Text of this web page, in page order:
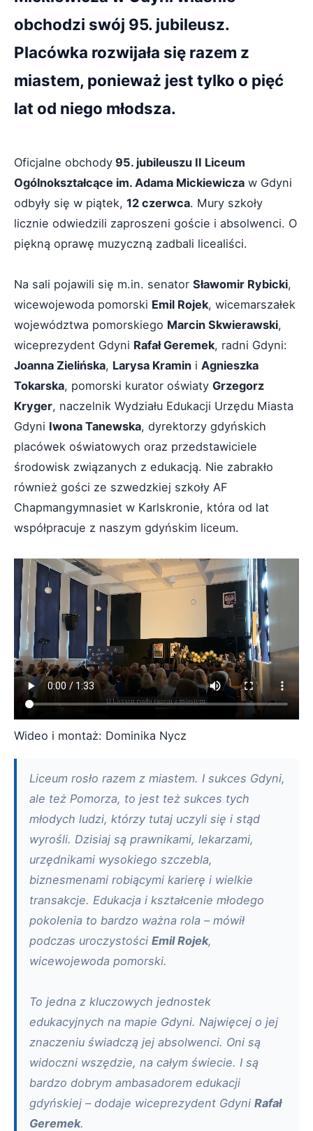
obchodzi swój 95. jubileusz.
Placówka rozwijała się razem z
miastem, ponieważ jest tylko o pięć
lat od niego młodsza.
Oficjalne obchody 95. jubileuszu II Liceum
Ogólnokształcące im. Adama Mickiewicza w Gdyni
odbyły się w piątek, 12 czerwca. Mury szkoły
licznie odwiedzili zaproszeni goście i absolwenci. O
piękną oprawę muzyczną zadbali licealiści.
Na sali pojawili się m.in. senator Sławomir Rybicki,
wicewojewoda pomorski Emil Rojek, wicemarszałek
województwa pomorskiego Marcin Skwierawski,
wiceprezydent Gdyni Rafał Geremek, radni Gdyni:
Joanna Zielińska, Larysa Kramin i Agnieszka
Tokarska, pomorski kurator oświaty Grzegorz
Kryger, naczelnik Wydziału Edukacji Urzędu Miasta
Gdyni Iwona Tanewska, dyrektorzy gdyńskich
placówek oświatowych oraz przedstawiciele
środowisk związanych z edukacją. Nie zabrakło
również gości ze szwedzkiej szkoły AF
Chapmangymnasiet w Karlskronie, która od lat
współpracuje z naszym gdyńskim liceum.
Wideo i montaż: Dominika Nycz
Liceum rosło razem z miastem. I sukces Gdyni,
ale też Pomorza, to jest też sukces tych
młodych ludzi, którzy tutaj uczyli się i stąd
wyrośli. Dzisiaj są prawnikami, lekarzami,
urzędnikami wysokiego szczebla,
biznesmenami robiącymi karierę i wielkie
transakcje. Edukacja i kształcenie młodego
pokolenia to bardzo ważna rola – mówił
podczas uroczystości Emil Rojek,
wicewojewoda pomorski.
To jedna z kluczowych jednostek
edukacyjnych na mapie Gdyni. Najwięcej o jej
znaczeniu świadczą jej absolwenci. Oni są
widoczni wszędzie, na całym świecie. I są
bardzo dobrym ambasadorem edukacji
gdyńskiej – dodaje wiceprezydent Gdyni Rafał
Geremek.